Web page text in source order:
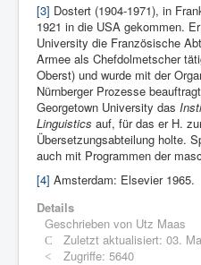
[3] Dostert (1904-1971), in
1921 in die USA gekommen.
University die Französische
Armee als Chefdolmetscher
Oberst) und wurde mit der
Nürnberger Prozesse
Georgetown University das
Linguistics auf, für das er H.
Übersetzungsabteilung holte.
auch mit Programmen der
[4] Amsterdam: Elsevier 1965.
Details
Geschrieben von Utz Maas
Zuletzt aktualisiert: 03.
Zugriffe: 5640